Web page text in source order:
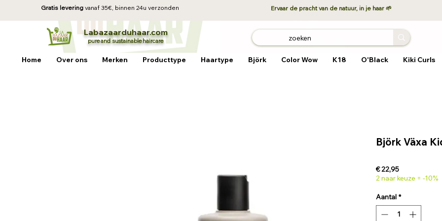
Gratis levering vanaf 35€, binnen 24u verzonden Ervaar de pracht van de natuur, in je haar 🌱
Labazaarduhaar.com
pure and sustainablehaircare
Home Over ons Merken Producttype Haartype Björk Color Wow K18 O'Black Kiki Curls
Björk Växa
€ 22,95Prijs
2 naar keuze = -10%
Aantal *